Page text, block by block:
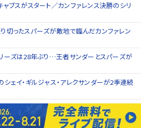
ブスがスタート／カンファレンス決勝のシリ
切ったスパーズが敵地で臨んだカンファレン
ーズは28年ぶり…王者サンダーとスパーズが
ェイ・ギルジャス・アレクサンダーが2季連続